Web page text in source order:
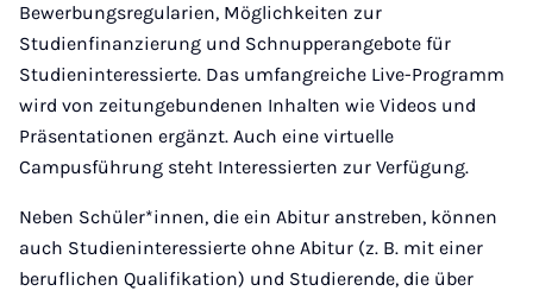
Bewerbungsregularien, Möglichkeiten zur
Studienfinanzierung und Schnupperangebote für
Studieninteressierte. Das umfangreiche Live-Programm
wird von zeitungebundenen Inhalten wie Videos und
Präsentationen ergänzt. Auch eine virtuelle
Campusführung steht Interessierten zur Verfügung.
Neben Schüler*innen, die ein Abitur anstreben, können
auch Studieninteressierte ohne Abitur (z. B. mit einer
beruflichen Qualifikation) und Studierende, die über